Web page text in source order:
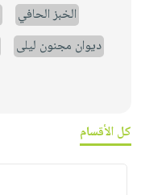
الخبز الحافي
ديوان مجنون ليلى
كل الأقسام